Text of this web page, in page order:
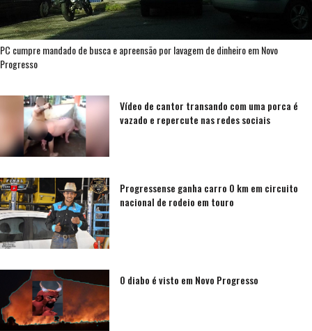
PC cumpre mandado de busca e apreensão por lavagem de dinheiro em Novo
Progresso
Vídeo de cantor transando com uma porca é
vazado e repercute nas redes sociais
Progressense ganha carro 0 km em circuito
nacional de rodeio em touro
O diabo é visto em Novo Progresso